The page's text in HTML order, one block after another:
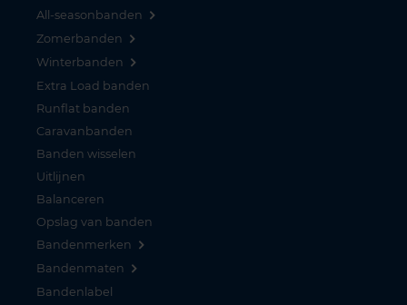
All-seasonbanden
Zomerbanden
Winterbanden
Extra Load banden
Runflat banden
Caravanbanden
Banden wisselen
Uitlijnen
Balanceren
Opslag van banden
Bandenmerken
Bandenmaten
Bandenlabel